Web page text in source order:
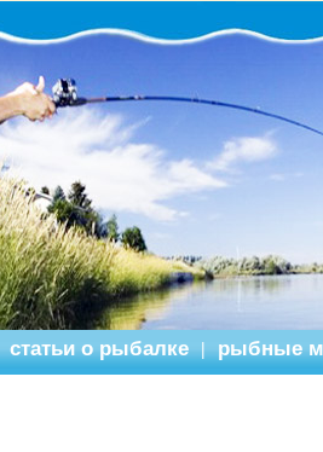
статьи о рыбалке | рыбные